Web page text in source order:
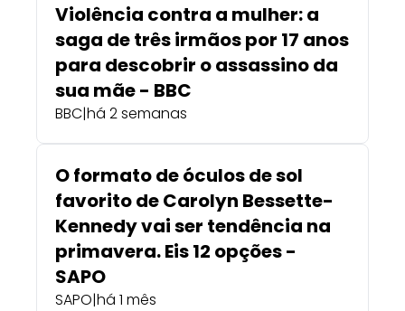
Violência contra a mulher: a
saga de três irmãos por 17 anos
para descobrir o assassino da
sua mãe - BBC
BBC|há 2 semanas
O formato de óculos de sol
favorito de Carolyn Bessette-
Kennedy vai ser tendência na
primavera. Eis 12 opções -
SAPO
SAPO|há 1 mês